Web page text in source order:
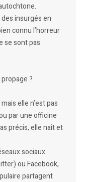
des insurgés en
connu l’horreur
se sont pas
?
elle n’est pas
par une officine
précis, elle naît et
sociaux
ou Facebook,
partagent